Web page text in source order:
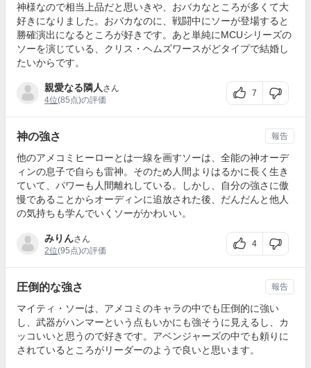
神様なので相当上品だと思いきや、おバカなところが多くて大
好きになりました。おバカなのに、戦闘中にソーが登場すると
勝確演出になるところが好きです。あと単純にMCUシリーズの
ソーを演じている、クリス・ヘムズワースがどタイプで結婚し
たいからです。
親愛なる隣人 さん
4位(85点)の評価
7
神の強さ
他のアメコミヒーローとは一線を画すソーは、全能の神オーデ
ィンの息子で自らも雷神。そのため人間よりはるかに長く生き
ていて、パワーも人間離れしている。しかし、自分の強さに傲
慢であることからオーディンに追放された後、だんだんと他人
の気持ちも学んでいくソーがかわいい。
みりんさん
2位(95点)の評価
4
報告
圧倒的な強さ
マイティ・ソーは、アメコミのキャラの中でも圧倒的に強い
し、武器がハンマーという点もいかにも強そうに見えるし、カ
ッコいいと思うので好きです。アベンジャーズの中でも頼りに
されているところがリーダーのようで良いと思います。
報告